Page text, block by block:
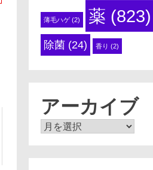
薄毛ハゲ(2) 薬 (823)
除菌 (24) 香り (2)
アーカイブ
ア